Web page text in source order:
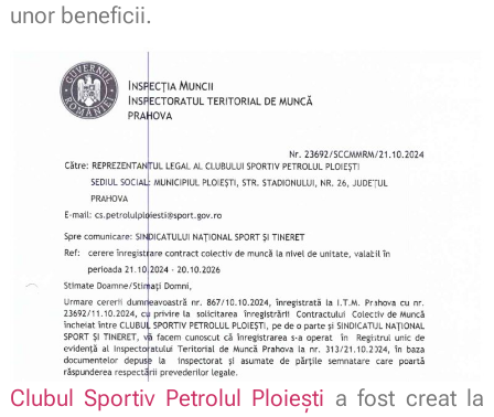
unor beneficii.
Clubul Sportiv Petrolul Ploiești a fost creat la